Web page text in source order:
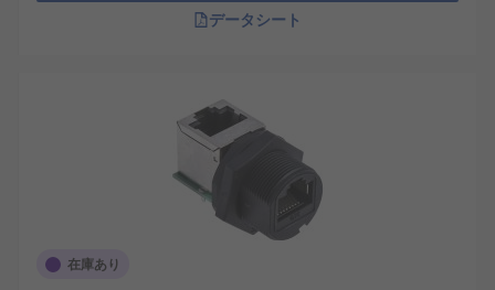
データシート
在庫あり